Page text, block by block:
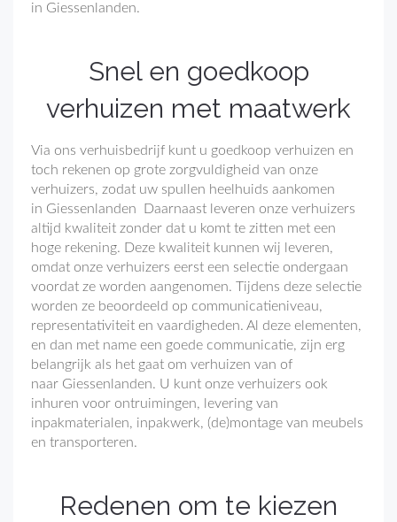
in Giessenlanden.
Snel en goedkoop
verhuizen met maatwerk
Via ons verhuisbedrijf kunt u goedkoop verhuizen en
toch rekenen op grote zorgvuldigheid van onze
verhuizers, zodat uw spullen heelhuids aankomen
in Giessenlanden Daarnaast leveren onze verhuizers
altijd kwaliteit zonder dat u komt te zitten met een
hoge rekening. Deze kwaliteit kunnen wij leveren,
omdat onze verhuizers eerst een selectie ondergaan
voordat ze worden aangenomen. Tijdens deze selectie
worden ze beoordeeld op communicatieniveau,
representativiteit en vaardigheden. Al deze elementen,
en dan met name een goede communicatie, zijn erg
belangrijk als het gaat om verhuizen van of
naar Giessenlanden. U kunt onze verhuizers ook
inhuren voor ontruimingen, levering van
inpakmaterialen, inpakwerk, (de)montage van meubels
en transporteren.
Redenen om te kiezen